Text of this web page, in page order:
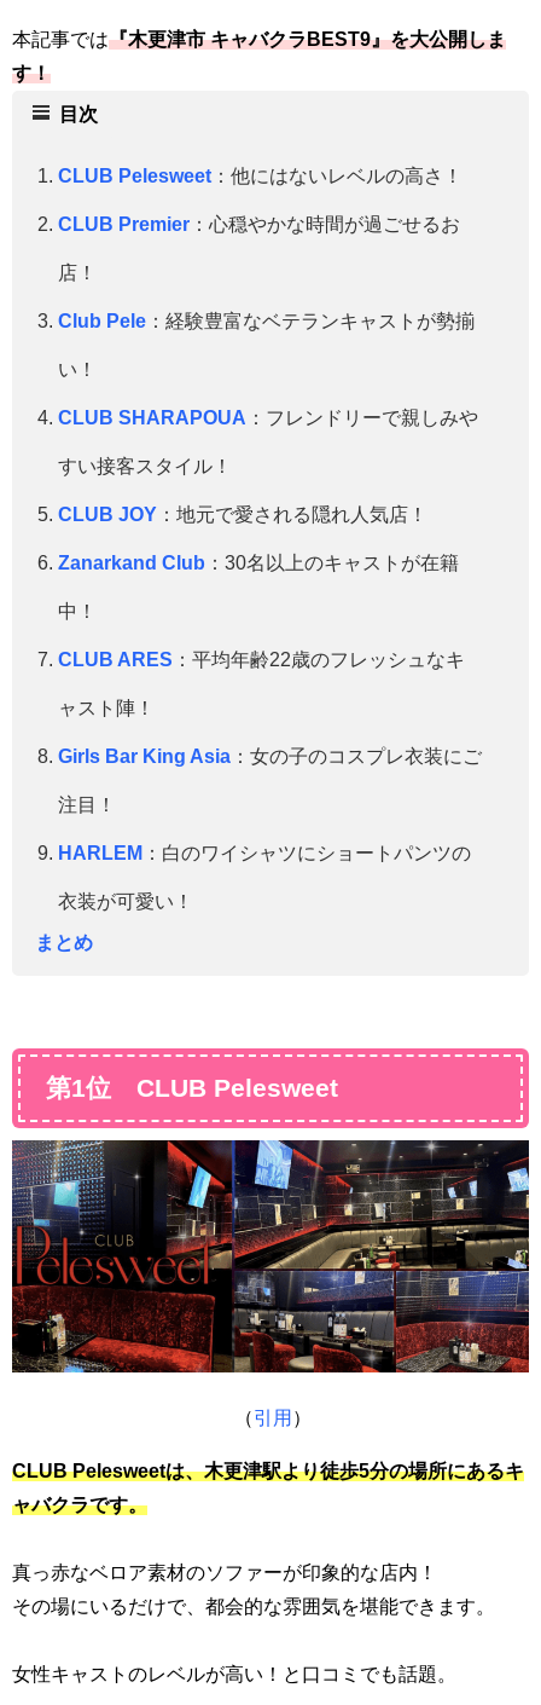
本記事では『木更津市キャバクラBEST9』を大公開しま
す！
目次
CLUB Pelesweet ：他にはないレベルの高さ！
CLUB Premier ：心穏やかな時間が過ごせるお
店！
Club Pele ：経験豊富なベテランキャストが勢揃
い！
CLUB SHARAPOUA ：フレンドリーで親しみや
すい接客スタイル！
CLUB JOY ：地元で愛される隠れ人気店！
Zanarkand Club ：30名以上のキャストが在籍
中！
CLUB ARES ：平均年齢22歳のフレッシュなキ
ャスト陣！
Girls Bar King Asia ：女の子のコスプレ衣装にご
注目！
HARLEM ：白のワイシャツにショートパンツの
衣装が可愛い！
まとめ
第1位 CLUB Pelesweet
（引用 ）
CLUB Pelesweetは、木更津駅より徒歩5分の場所にあるキ
ャバクラです。
真っ赤なベロア素材のソファーが印象的な店内！
その場にいるだけで、都会的な雰囲気を堪能できます。
女性キャストのレベルが高い！と口コミでも話題。